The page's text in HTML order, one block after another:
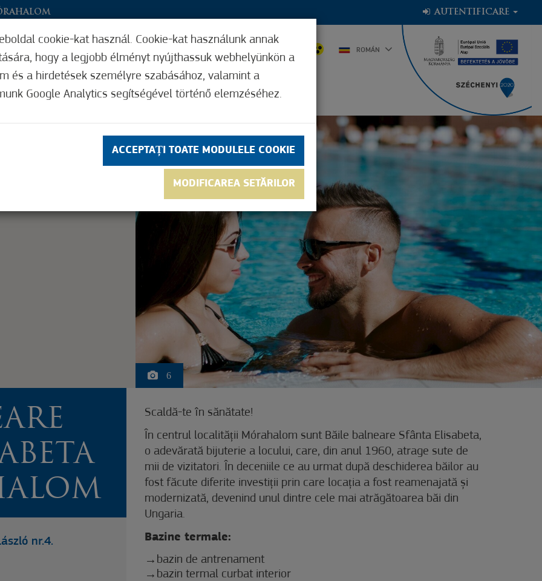
AUTENTIFICARE
CUM FUNCȚIONEAZĂ
FUNCȚII UTILE
CONTACT
ROMÁN
5 (8)
6
nr.4.
Scaldă-te în sănătate!
În centrul localității Mórahalom sunt Băile balneare Sfânta Elisabeta,
o adevărată bijuterie a locului, care, din anul 1960, atrage sute de
mii de vizitatori. În deceniile ce au urmat după deschiderea băilor au
fost făcute diferite investiții prin care locația a fost reamenajată și
modernizată, devenind unul dintre cele mai atrăgătoarea băi din
Ungaria.
Bazine termale:
bazin de antrenament
bazin termal curbat interior
cookie-kat használ. Cookie-kat használunk annak
hogy a legjobb élményt nyújthassuk webhelyünkön a
és a hirdetések személyre szabásához, valamint a
Google Analytics segítségével történő elemzéséhez.
ACCEPTAȚI TOATE MODULELE COOKIE
MODIFICAREA SETĂRILOR